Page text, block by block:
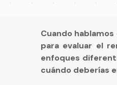
Cuando
para evaluar el
enfoques
cuándo deberías